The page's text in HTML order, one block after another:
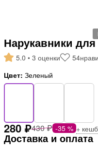
Нарукавники
5.0 • 3 оценки 54
Цвет: Зеленый
430 ₽ -35 %
280 ₽ +
Доставка и оплата